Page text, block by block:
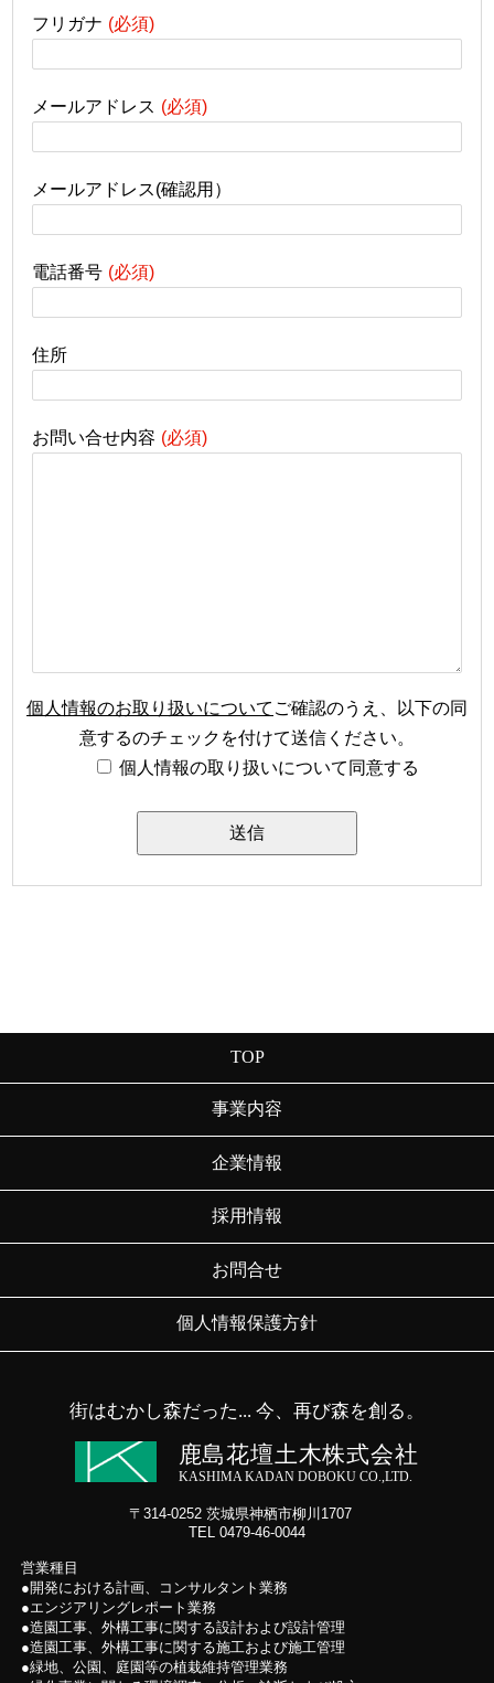
フリガナ
メールアドレス
メールアドレス(確認用）
電話番号
住所
お問い合せ内容
個人情報のお取り扱いについて ご確認のうえ、以下の同
意するのチェックを付けて送信ください。
個人情報の取り扱いについて同意する
TOP
事業内容
企業情報
採用情報
お問合せ
個人情報保護方針
街はむかし森だった... 今、再び森を創る。
鹿島花壇土木株式会社
KASHIMA KADAN DOBOKU CO.,LTD.
〒314-0252 茨城県神栖市柳川1707
TEL 0479-46-0044
営業種目
開発における計画、コンサルタント業務
エンジアリングレポート業務
造園工事、外構工事に関する設計および設計管理
造園工事、外構工事に関する施工および施工管理
緑地、公園、庭園等の植栽維持管理業務